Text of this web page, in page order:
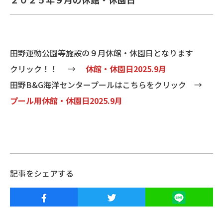
田野運動公園等施設の９月休館・休園日となります
クリック！！ → 休館・休園日2025.9月
田野B&G海洋センタープールはこちらをクリック →
プール用休館・休園日2025.9月
記事をシェアする